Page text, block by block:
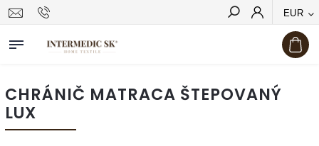
EUR
Hľadať
CHRÁNIČ MATRACA ŠTEPOVANÝ
LUX